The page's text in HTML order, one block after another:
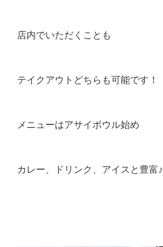
店内でいただくことも
テイクアウトどちらも可能です！
メニューはアサイボウル始め
カレー、ドリンク、アイスと豊富♪